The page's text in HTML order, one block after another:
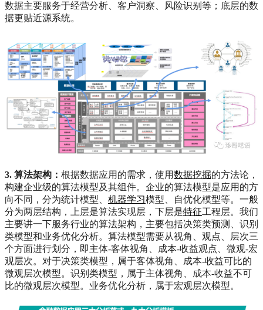
数据主要服务于经营分析、客户洞察、风险识别等；底层的数
据更贴近源系统。
3. 算法架构： 根据数据应用的需求，使用数据挖掘的方法论，
构建企业级的算法模型及其组件。企业的算法模型是应用的方
向不同，分为统计模型、 机器学习模型、自优化模型等。一般
分为两层结构，上层是算法实现层，下层是特征工程层。我们
主要讲一下服务行业的算法架构，主要包括决策类预测、识别
类模型和业务优化分析。算法模型需要从视角、观点、层次三
个方面进行划分，即主体-客体视角、成本-收益观点、微观-宏
观层次。对于决策类模型，属于客体视角、成本-收益可比的
微观层次模型。识别类模型，属于主体视角、成本-收益不可
比的微观层次模型。业务优化分析，属于宏观层次模型。